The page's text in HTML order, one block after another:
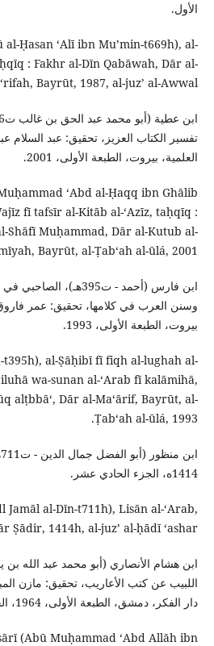
الأول.
Ḥasan ʻAlī ibn Muʼmin-t669h), al-
: Fakhr al-Dīn Qabāwah, Dār al-
Bayrūt, 1987, al-juzʼ al-Awwal.
تفسير الكتاب العزيز، تحقيق: عبد السلام
العلمية، بيروت، الطبعة الأولى، 2001.
ʻAbd al-Ḥaqq ibn Ghālib
fī tafsīr al-Kitāb al-ʻAzīz, taḥqīq :
Shāfī Muḥammad, Dār al-Kutub al-
Bayrūt, al-Ṭabʻah al-ūlá, 2001.
ابن فارس (أحمد -
وسنن العرب في كلامها، تحقيق: عمر فاروق
بيروت، الطبعة الأولى، 1993.
al-Ṣāḥibī fī fiqh al-lughah al-
wa-sunan al-ʻArab fī kalāmihā,
alṭbbāʻ, Dār al-Maʻārif, Bayrūt, al-
Ṭabʻah al-ūlá, 1993.
1414ه، الجزء الحادي عشر.
al-Dīn-t711h), Lisān al-ʻArab,
Ṣādir, 1414h, al-juzʼ al-ḥādī ʻashar.
اللبيب عن كتب الأعاريب، تحقيق: مازن
دار الفكر، دمشق، الطبعة الأولى، 1964، الجزء الأول.
(Abū Muḥammad ʻAbd Allāh ibn